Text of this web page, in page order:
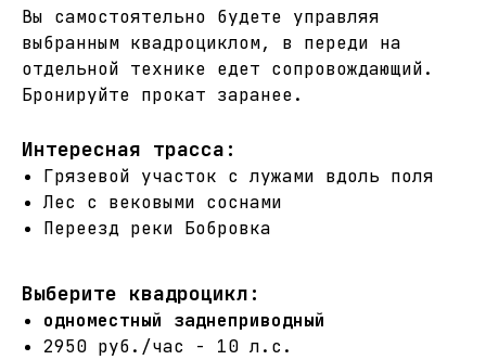
Вы самостоятельно будете управляя
выбранным квадроциклом, в переди на
отдельной технике едет сопровождающий.
Бронируйте прокат заранее.
Интересная трасса:
Грязевой участок с лужами вдоль поля
Лес с вековыми соснами
Переезд реки Бобровка
Выберите квадроцикл:
одноместный заднеприводный
2950 руб./час - 10 л.с.